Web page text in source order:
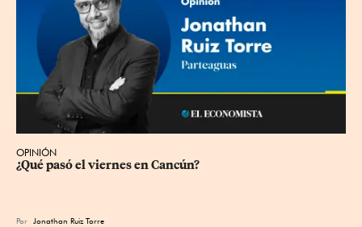
OPINIÓN
¿Qué pasó el viernes en Cancún?
Por Jonathan Ruiz Torre